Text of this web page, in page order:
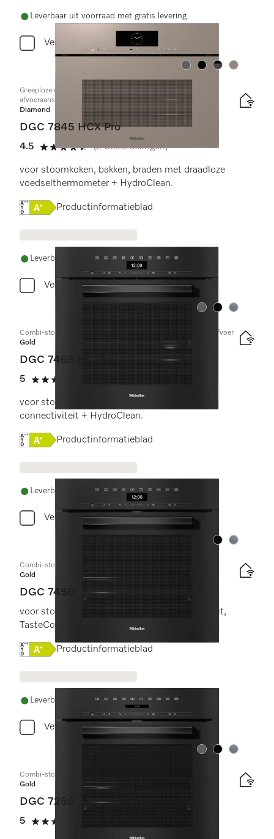
Leverbaar uit voorraad met gratis levering
Vergelijken
Kleur:Kleur:Kleur:Kleur:
Greeploze compacte combi-stoomoven met toe- en
afvoeraansluiting voor water
Diamond
DGC 7845 HCX Pro
4.5
4.5 sterren op 5
(2 beoordelingen)
voor stoomkoken, bakken, braden met draadloze
voedselthermometer + HydroClean.
Online Label Flag, Energielabel
Productinformatieblad
Leverbaar uit voorraad met gratis levering
Vergelijken
Kleur:Kleur:Kleur:
Combi-stoomoven met aansluiting voor vers water en waterafvoer
Gold
DGC 7465 HC Pro
5
5 sterren op 5
voor stoomkoken, bakken, braden met
connectiviteit + HydroClean.
Online Label Flag, Energielabel
Productinformatieblad
Leverbaar uit voorraad met gratis levering
Vergelijken
Kleur:Kleur:
Combi-stoomoven
Gold
DGC 7450
voor stomen, bakken, braden met connectiviteit,
TasteControl en led-verlichting.
Online Label Flag, Energielabel
Productinformatieblad
Leverbaar uit voorraad met gratis levering
Vergelijken
Kleur:Kleur:Kleur:
Combi-stoomoven
Gold
DGC 7250
5
5 sterren op 5